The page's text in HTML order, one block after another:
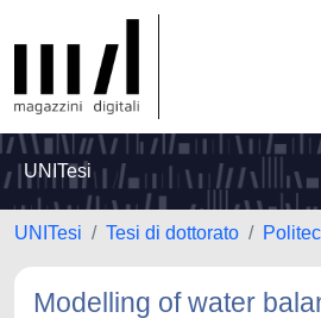
UNITesi
UNITesi Tesi di dottorato
Modelling of water